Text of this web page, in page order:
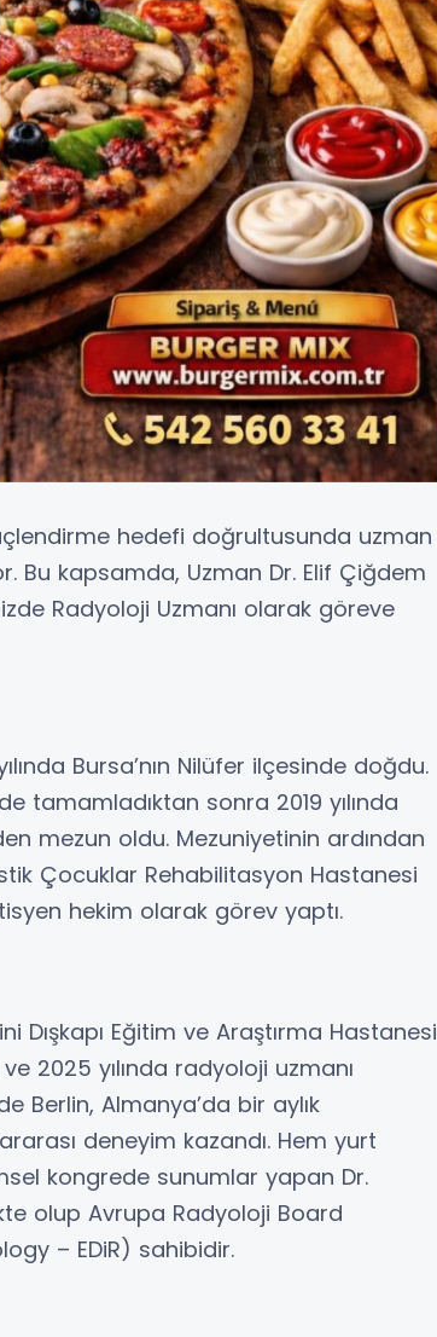
hedefi doğrultusunda uzman
Bu kapsamda, Uzman Dr. Elif Çiğdem
Radyoloji Uzmanı olarak göreve
Bursa’nın Nilüfer ilçesinde doğdu.
tamamladıktan sonra 2019 yılında
mezun oldu. Mezuniyetinin ardından
Çocuklar Rehabilitasyon Hastanesi
hekim olarak görev yaptı.
Dışkapı Eğitim ve Araştırma Hastanesi
2025 yılında radyoloji uzmanı
Berlin, Almanya’da bir aylık
deneyim kazandı. Hem yurt
kongrede sunumlar yapan Dr.
olup Avrupa Radyoloji Board
– EDiR) sahibidir.